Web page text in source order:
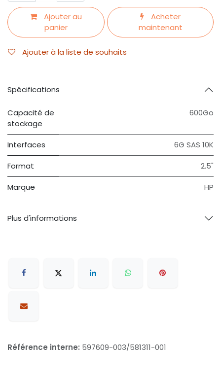
Ajouter au
panier
Acheter
maintenant
Ajouter à la liste de souhaits
Spécifications
Capacité de
stockage
600Go
Interfaces 6G SAS 10K
Format 2.5"
Marque HP
Plus d'informations
Référence interne: 597609-003/581311-001